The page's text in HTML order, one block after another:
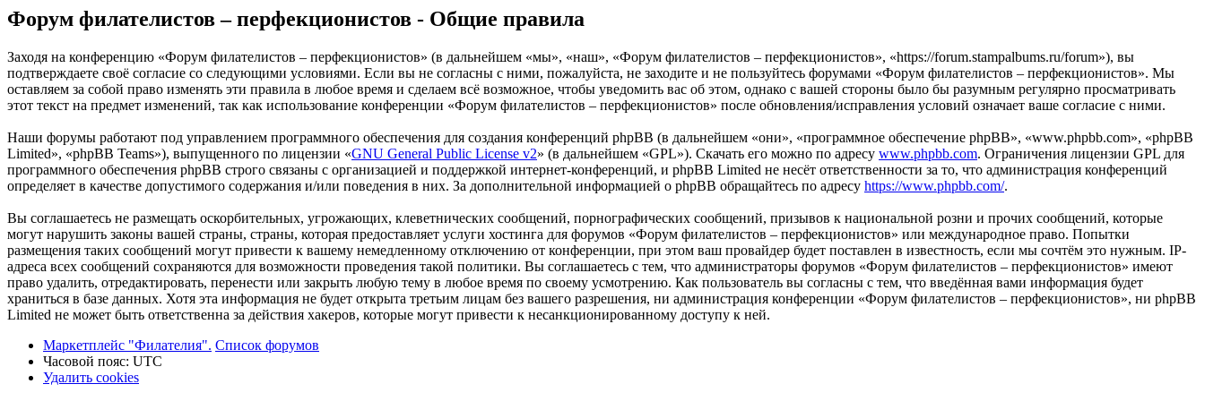
Форум филателистов – перфекционистов - Общие правила
Заходя на конференцию «Форум филателистов – перфекционистов» (в дальнейшем «мы», «наш», «Форум филателистов – перфекционистов», «https://forum.stampalbums.ru/forum»), вы
подтверждаете своё согласие со следующими условиями. Если вы не согласны с ними, пожалуйста, не заходите и не пользуйтесь форумами «Форум филателистов – перфекционистов». Мы
оставляем за собой право изменять эти правила в любое время и сделаем всё возможное, чтобы уведомить вас об этом, однако с вашей стороны было бы разумным регулярно просматривать
этот текст на предмет изменений, так как использование конференции «Форум филателистов – перфекционистов» после обновления/исправления условий означает ваше согласие с ними.
Наши форумы работают под управлением программного обеспечения для создания конференций phpBB (в дальнейшем «они», «программное обеспечение phpBB», «www.phpbb.com», «phpBB
Limited», «phpBB Teams»), выпущенного по лицензии «GNU General Public License v2» (в дальнейшем «GPL»). Скачать его можно по адресу www.phpbb.com. Ограничения лицензии GPL для
программного обеспечения phpBB строго связаны с организацией и поддержкой интернет-конференций, и phpBB Limited не несёт ответственности за то, что администрация конференций
определяет в качестве допустимого содержания и/или поведения в них. За дополнительной информацией о phpBB обращайтесь по адресу https://www.phpbb.com/.
Вы соглашаетесь не размещать оскорбительных, угрожающих, клеветнических сообщений, порнографических сообщений, призывов к национальной розни и прочих сообщений, которые
могут нарушить законы вашей страны, страны, которая предоставляет услуги хостинга для форумов «Форум филателистов – перфекционистов» или международное право. Попытки
размещения таких сообщений могут привести к вашему немедленному отключению от конференции, при этом ваш провайдер будет поставлен в известность, если мы сочтём это нужным. IP-
адреса всех сообщений сохраняются для возможности проведения такой политики. Вы соглашаетесь с тем, что администраторы форумов «Форум филателистов – перфекционистов» имеют
право удалить, отредактировать, перенести или закрыть любую тему в любое время по своему усмотрению. Как пользователь вы согласны с тем, что введённая вами информация будет
храниться в базе данных. Хотя эта информация не будет открыта третьим лицам без вашего разрешения, ни администрация конференции «Форум филателистов – перфекционистов», ни phpBB
Limited не может быть ответственна за действия хакеров, которые могут привести к несанкционированному доступу к ней.
Маркетплейс "Филателия". Список форумов
Часовой пояс: UTC
Удалить cookies